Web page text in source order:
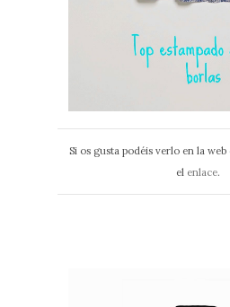
Si os gusta podéis verlo en la
el enlace.